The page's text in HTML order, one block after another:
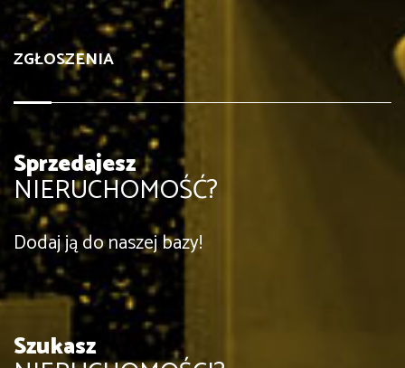
ZGŁOSZENIA
Sprzedajesz
NIERUCHOMOŚĆ?
Dodaj ją do naszej bazy!
Szukasz